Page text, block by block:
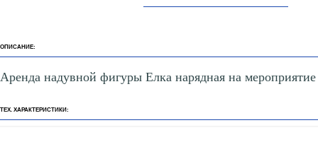
ОПИСАНИЕ:
Аренда надувной фигуры Елка нарядная на мероприятие
ТЕХ. ХАРАКТЕРИСТИКИ: